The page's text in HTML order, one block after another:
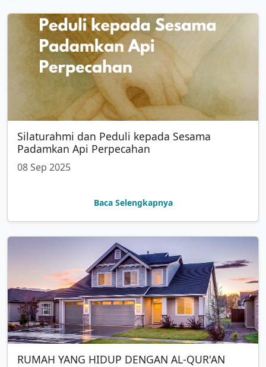
Silaturahmi dan Peduli kepada Sesama
Padamkan Api Perpecahan
08 Sep 2025
Baca Selengkapnya
RUMAH YANG HIDUP DENGAN AL-QUR'AN